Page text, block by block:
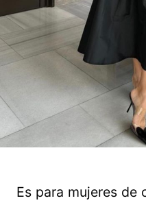
Es para mujeres de